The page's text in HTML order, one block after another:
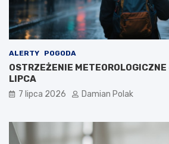
ALERTY POGODA
OSTRZEŻENIE
LIPCA
7 lipca 2026 Damian Polak